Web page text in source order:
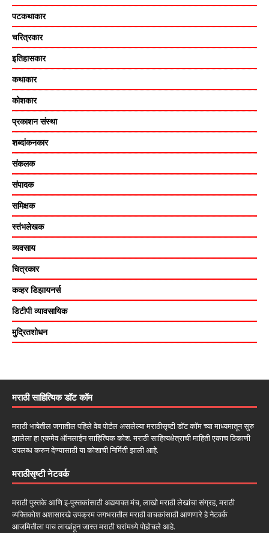
पटकथाकार
चरित्रकार
इतिहासकार
कथाकार
कोशकार
प्रकाशन संस्था
शब्दांकनकार
संकलक
संपादक
समिक्षक
स्तंभलेखक
व्यवसाय
चित्रकार
कव्हर डिझायनर्स
डिटीपी व्यावसायिक
मुद्रितशोधन
मराठी साहित्यिक डॉट कॉम
मराठी भाषेतील जगातील पहिले वेब पोर्टल असलेल्या मराठीसृष्टी डॉट कॉम च्या माध्यमातून सुरु
झालेला हा एकमेव ऑनलाईन साहित्यिक कोश. मराठी साहित्यक्षेत्राची माहिती एकाच ठिकाणी
उपलब्ध करुन देण्यासाठी या कोशाची निर्मिती झाली आहे.
मराठीसृष्टी नेटवर्क
मराठी पुस्तके आणि इ-पुस्तकांसाठी अद्ययावत मंच, लाखो मराठी लेखांचा संग्रह, मराठी
व्यक्तिकोश अशासारखे उपक्रम जगभरातील मराठी वाचकांसाठी आणणारे हे नेटवर्क
आजमितीला पाच लाखांहून जास्त मराठी घरांमध्ये पोहोचले आहे.